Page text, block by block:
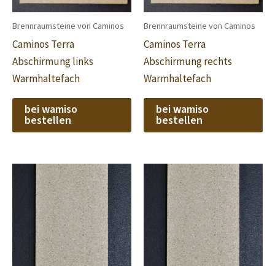
Brennraumsteine von Caminos
Caminos Terra
Abschirmung links
Warmhaltefach
bei wamiso
bestellen
Brennraumsteine von Caminos
Caminos Terra
Abschirmung rechts
Warmhaltefach
bei wamiso
bestellen